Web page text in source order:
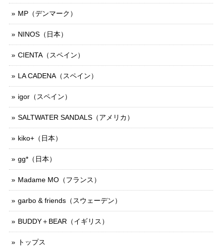
MP（デンマーク）
NINOS（日本）
CIENTA（スペイン）
LA CADENA（スペイン）
igor（スペイン）
SALTWATER SANDALS（アメリカ）
kiko+（日本）
gg*（日本）
Madame MO（フランス）
garbo & friends（スウェーデン）
BUDDY＋BEAR（イギリス）
トップス